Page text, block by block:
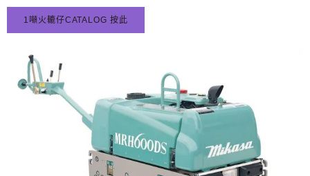
跳
1噸火轆仔CATALOG 按此